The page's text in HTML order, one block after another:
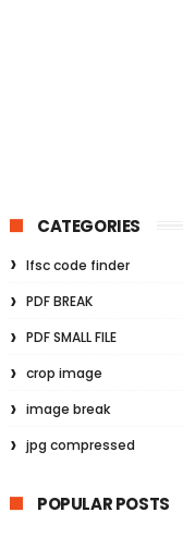
CATEGORIES
Ifsc code finder
PDF BREAK
PDF SMALL FILE
crop image
image break
jpg compressed
POPULAR POSTS